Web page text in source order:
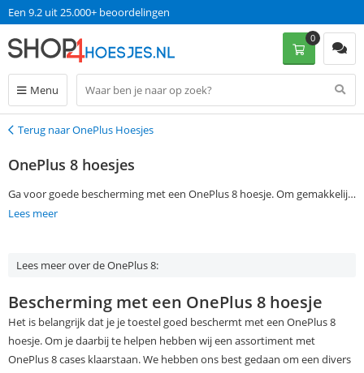
Een 9.2 uit 25.000+ beoordelingen
Menu
0
Terug
Terug naar OnePlus Hoesjes
OnePlus 8 hoesjes
Ga voor goede bescherming met een OnePlus 8 hoesje. Om gemakkelijk
een OnePlus 8 cover te vinden die jij zoekt, geef je je voorkeuren aan in
volgende dag al in huis, zonder dat je verzendkosten hoeft te betalen.
Lees meer
Lees meer over de OnePlus 8:
Bescherming met een OnePlus 8 hoesje
Het is belangrijk dat je je toestel goed beschermt met een OnePlus 8
hoesje. Om je daarbij te helpen hebben wij een assortiment met
OnePlus 8 cases klaarstaan. We hebben ons best gedaan om een divers